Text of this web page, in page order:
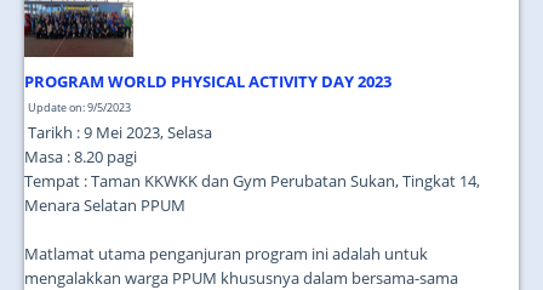
PROGRAM WORLD PHYSICAL ACTIVITY DAY 2023
Update on: 9/5/2023
Tarikh : 9 Mei 2023, Selasa
Masa : 8.20 pagi
Tempat : Taman KKWKK dan Gym Perubatan Sukan, Tingkat 14,
Menara Selatan PPUM
Matlamat utama penganjuran program ini adalah untuk
mengalakkan warga PPUM khususnya dalam bersama-sama